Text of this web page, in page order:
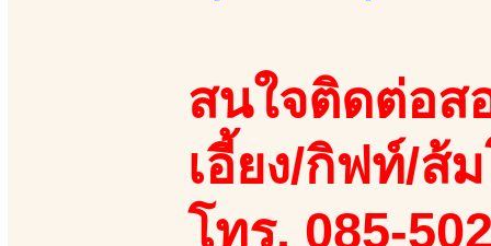
สนใจติดต่อส
เอี้ยง/กิฟท์/ส้
โทร. 085-